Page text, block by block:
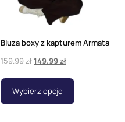
Bluza boxy z kapturem Armata
159.99zł149.99zł
Wybierz opcje